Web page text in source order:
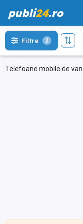
publi24.ro
Telefoane mobile de
Filtre 2